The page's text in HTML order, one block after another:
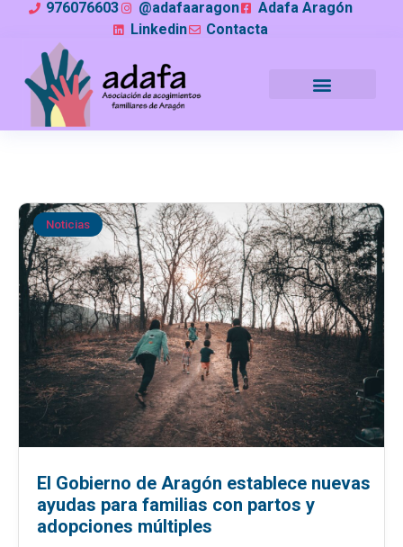
976076603 @adafaaragon
Adafa Aragón
Linkedin
Contacta
Noticias
El Gobierno de Aragón establece nuevas
ayudas para familias con partos y
adopciones múltiples